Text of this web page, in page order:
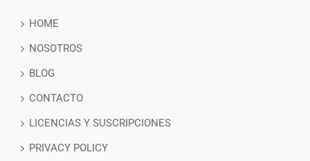
HOME
NOSOTROS
BLOG
CONTACTO
LICENCIAS Y SUSCRIPCIONES
PRIVACY POLICY